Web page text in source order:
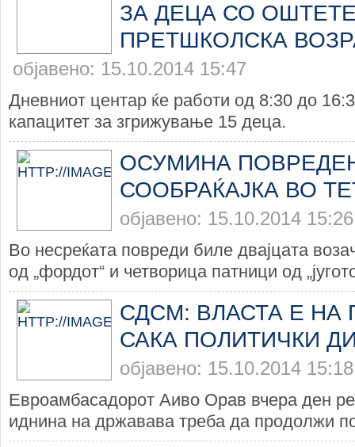
ЗА ДЕЦА СО
ПРЕТШКОЛСКА
објавено: 15.10.2014 15:47
Дневниот центар ќе работи од 8:30 до
капацитет за згрижување 15 деца.
ОСУМИНА
СООБРАЌАЈКА ВО
објавено: 15.10.2014 15:26
Во несреќата повреди биле двајцата
од „фордот“ и четворица патници од
СДСМ: ВЛАСТА Е НА
САКА ПОЛИТИЧКИ
објавено: 15.10.2014 15:18
Евроамбасадорот Аиво Орав вчера ден
иднина на државава треба да продолжи